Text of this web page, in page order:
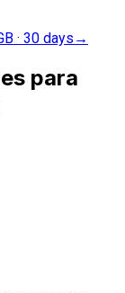
· 30 days →
para